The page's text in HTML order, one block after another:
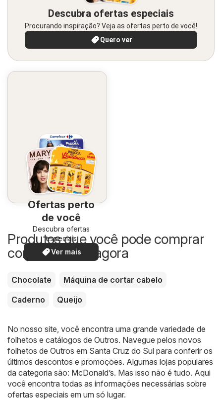
Descubra ofertas especiais
Procurando inspiração? Veja as ofertas perto de você!
Quero ver
Ofertas perto
de você
Descubra ofertas
especiais
Ver mais
Produtos que você pode comprar
com desconto agora
Chocolate
Máquina de cortar cabelo
Caderno
Queijo
No nosso site, você encontra uma grande variedade de
folhetos e catálogos de Outros. Navegue pelos novos
folhetos de Outros em Santa Cruz do Sul para conferir os
últimos descontos e promoções. Algumas lojas populares
da categoria são: McDonald’s. Mas isso não é tudo. Aqui
você encontra todas as informações necessárias sobre
ofertas especiais em um só lugar.